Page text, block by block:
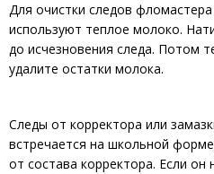
Для очистки следов
используют теплое молоко.
до исчезновения следа. Потом
удалите остатки молока.
Следы от корректора или
встречается на школьной
от состава корректора. Если